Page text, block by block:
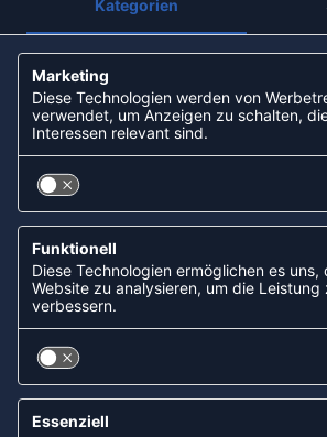
NEWSLETTER
KOOPERATIONEN